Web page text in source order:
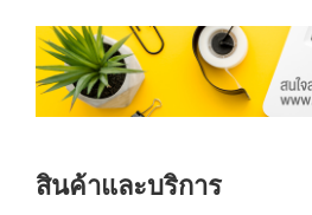
สินค้าและบริการ